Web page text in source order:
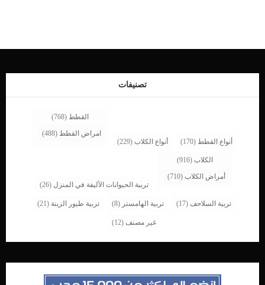
إتلاف الغضروف المفصلي والخلايا الزليلية (الخلايا التي تنتج سائلًا تشحيمًا للمفاصل […]
تصنيفات
أنواع القطط (170) أنواع الكلاب (229)
القطط (768)
امراض القطط (488)
الكلاب (916)
أمراض الكلاب (710)
تربية الحيوانات الأليفة في المنزل (26)
تربية السلاحف (17) تربية الهامستر (8) تربية طيور الزينة (21)
غير مصنف (12)